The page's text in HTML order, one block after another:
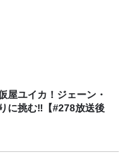
屋ユイカ！ジェーン・
に挑む‼【#278放送後